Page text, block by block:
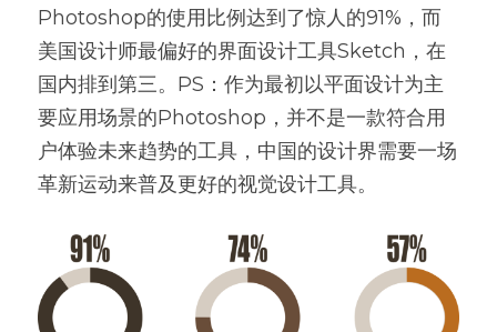
Photoshop的使用比例达到了惊人的91%，而
美国设计师最偏好的界面设计工具Sketch，在
国内排到第三。PS：作为最初以平面设计为主
要应用场景的Photoshop，并不是一款符合用
户体验未来趋势的工具，中国的设计界需要一场
革新运动来普及更好的视觉设计工具。